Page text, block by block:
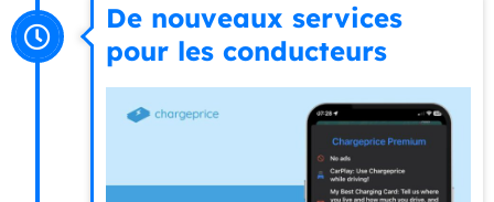
De nouveaux services
pour les conducteurs